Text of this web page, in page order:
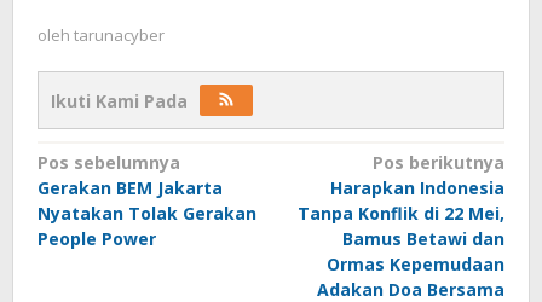
oleh tarunacyber
Ikuti Kami Pada
Navigasi
pos
Pos sebelumnya
Gerakan BEM Jakarta
Nyatakan Tolak Gerakan
People Power
Pos berikutnya
Harapkan Indonesia
Tanpa Konflik di 22 Mei,
Bamus Betawi dan
Ormas Kepemudaan
Adakan Doa Bersama